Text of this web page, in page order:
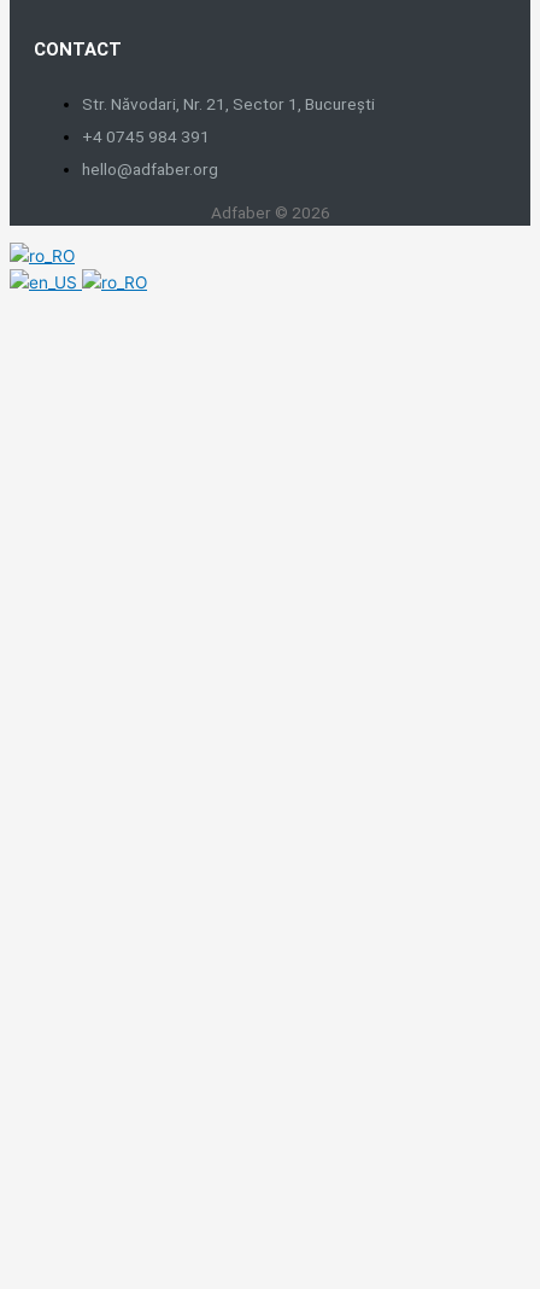
CONTACT
Str. Năvodari, Nr. 21, Sector 1, București
+4 0745 984 391
hello@adfaber.org
Adfaber © 2026